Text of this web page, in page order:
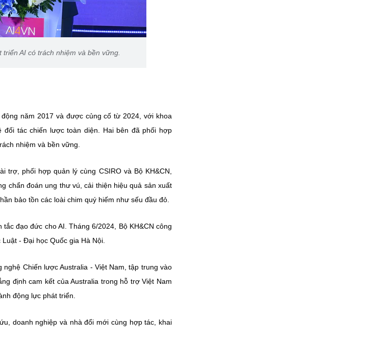
AI có trách nhiệm và bền vững.
năm 2017 và được củng cố từ 2024, với khoa
tác chiến lược toàn diện. Hai bên đã phối hợp
nhiệm và bền vững.
trợ, phối hợp quản lý cùng CSIRO và Bộ KH&CN,
chẩn đoán ung thư vú, cải thiện hiệu quả sản xuất
bảo tồn các loài chim quý hiếm như sếu đầu đỏ.
đạo đức cho AI. Tháng 6/2024, Bộ KH&CN công
- Đại học Quốc gia Hà Nội.
Chiến lược Australia - Việt Nam, tập trung vào
định cam kết của Australia trong hỗ trợ Việt Nam
động lực phát triển.
doanh nghiệp và nhà đổi mới cùng hợp tác, khai